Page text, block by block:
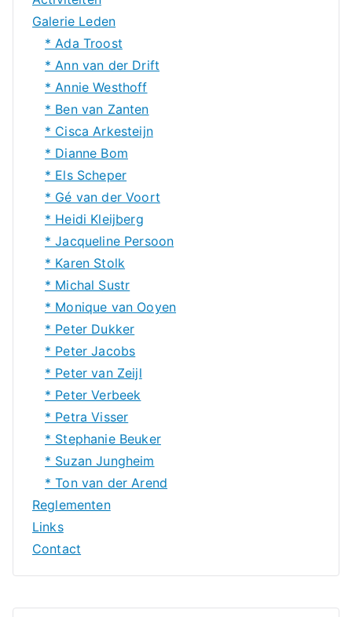
Galerie Leden
* Ada Troost
* Ann van der Drift
* Annie Westhoff
* Ben van Zanten
* Cisca Arkesteijn
* Dianne Bom
* Els Scheper
* Gé van der Voort
* Heidi Kleijberg
* Jacqueline Persoon
* Karen Stolk
* Michal Sustr
* Monique van Ooyen
* Peter Dukker
* Peter Jacobs
* Peter van Zeijl
* Peter Verbeek
* Petra Visser
* Stephanie Beuker
* Suzan Jungheim
* Ton van der Arend
Reglementen
Links
Contact